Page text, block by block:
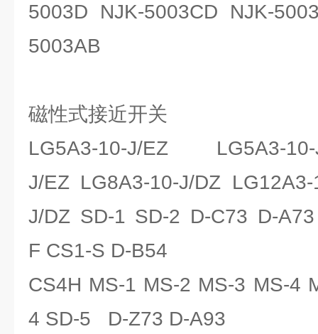
5003D NJK-5003CD NJK-
5003AB
磁性式接近开关
LG5A3-10-J/EZ LG5A3-
J/EZ LG8A3-10-J/DZ
J/DZ SD-1 SD-2 D-C73 D-
F CS1-S D-B54
CS4H MS-1 MS-2 MS-3 MS-4
4 SD-5 D-Z73 D-A93